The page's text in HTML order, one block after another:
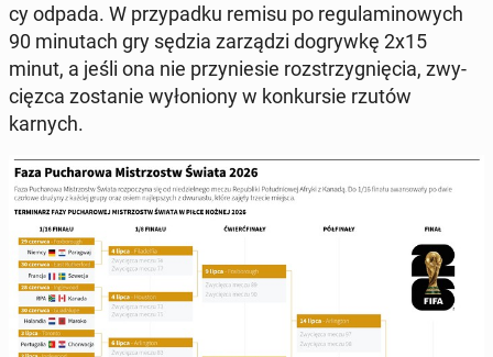
cy odpada. W przy­pad­ku remisu po re­gu­la­mi­no­wych
90 mi­nu­tach gry sędzia za­rzą­dzi do­gryw­kę 2x15
minut, a jeśli ona nie przy­nie­sie roz­strzy­gnię­cia, zwy­
cięz­ca zo­sta­nie wy­ło­nio­ny w kon­kur­sie rzutów
karnych.